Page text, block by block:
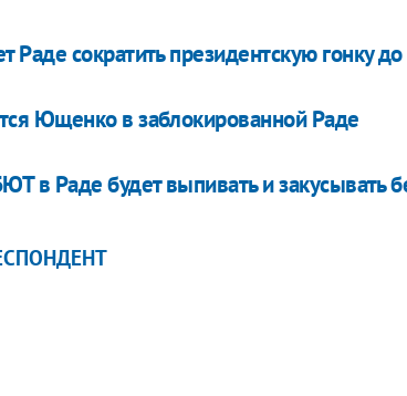
Раде сократить президентскую гонку
Ющенко в заблокированной Раде
в Раде будет выпивать и закусывать